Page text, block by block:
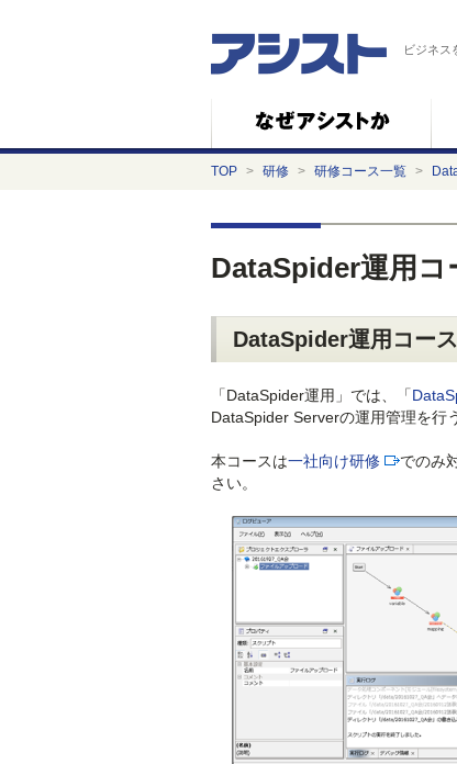
ビジネス
TOP > 研修 > 研修コース一覧 >
DataSpider運用コ
DataSpider運用コース
「DataSpider運用」では、「
DataSpider Serverの運用管理を行
本コースは一社向け研修
でのみ
さい。